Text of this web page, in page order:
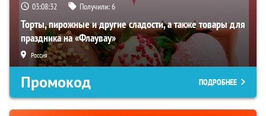
03:08:31 Получили:6
Торты, пирожные и другие сладости, а также товары для
праздника на «Флаувау»
Россия
Промокод ПОДРОБНЕЕ